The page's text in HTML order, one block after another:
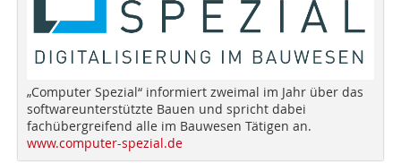
„Computer Spezial“ informiert zweimal im Jahr über das
softwareunterstützte Bauen und spricht dabei
fachübergreifend alle im Bauwesen Tätigen an.
www.computer-spezial.de